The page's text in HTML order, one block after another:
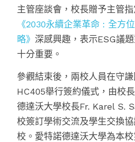
主管座談會，校長贈予主管
《2030永續企業革命 : 全方
略》 深感興趣，表示ESG議
十分重要。
參觀結束後，兩校人員在守
HC405舉行簽約儀式， 由校
德達沃大學校長Fr. Karel S.
校簽訂學術交流及學生交換
校。 愛特諾德達沃大學為本